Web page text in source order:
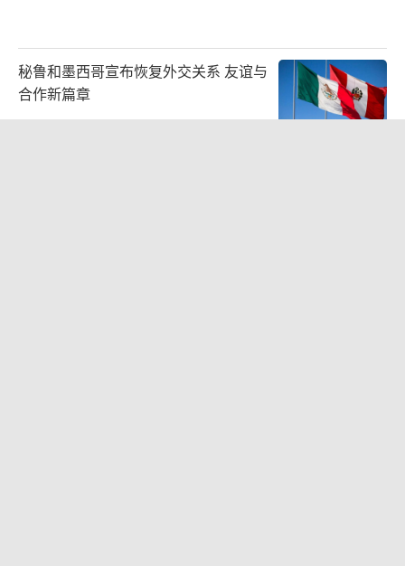
秘鲁和墨西哥宣布恢复外交关系 友谊与
合作新篇章
2026-08-08 04:01:25